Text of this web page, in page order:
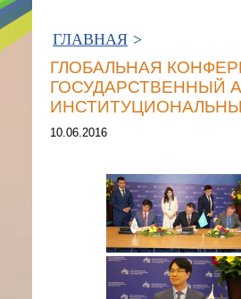
ГЛАВНАЯ >
ГЛОБАЛЬНАЯ
ГОСУДАРСТВЕННЫЙ
10.06.2016